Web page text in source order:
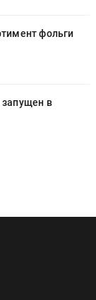
фольги
в